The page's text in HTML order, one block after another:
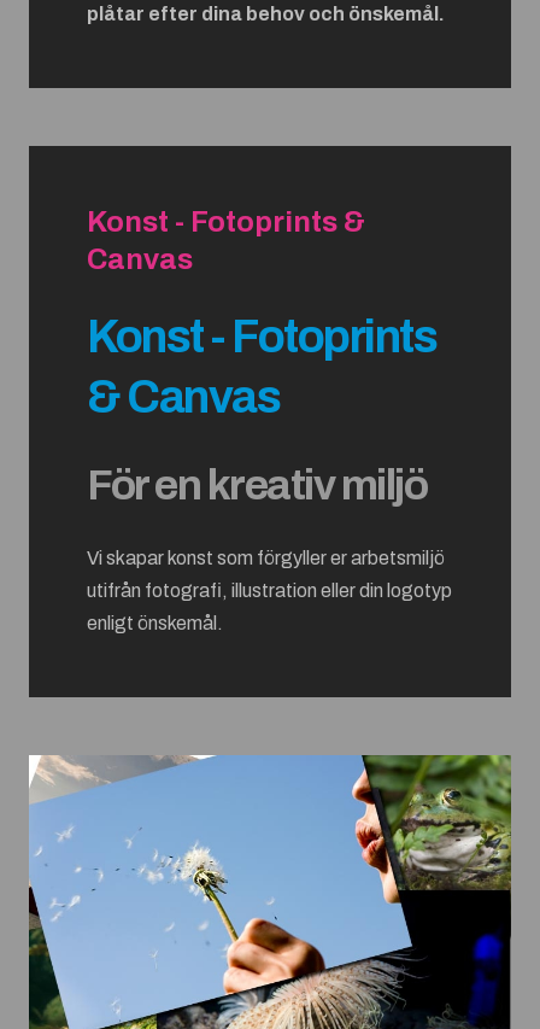
plåtar efter dina behov och önskemål.
Konst - Fotoprints &
Canvas
Konst - Fotoprints
& Canvas
För en kreativ miljö
Vi skapar konst som förgyller er arbetsmiljö
utifrån fotografi, illustration eller din logotyp
enligt önskemål.